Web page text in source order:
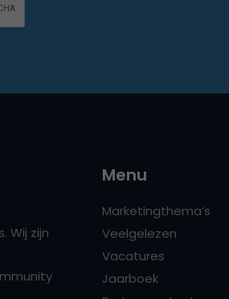
Wij zijn
Menu
Marketingthema’s
Veelgelezen
Vacatures
Jaarboek